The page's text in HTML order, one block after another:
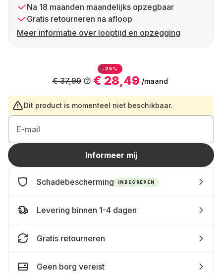
Na 18 maanden maandelijks opzegbaar
Gratis retourneren na afloop
Meer informatie over looptijd en opzegging
-25%
€ 28,49 /maand
€ 37,99
Dit product is momenteel niet beschikbaar.
E-mail
Informeer mij
Schadebescherming INBEGREPEN
Levering binnen 1-4 dagen
Gratis retourneren
Geen borg vereist